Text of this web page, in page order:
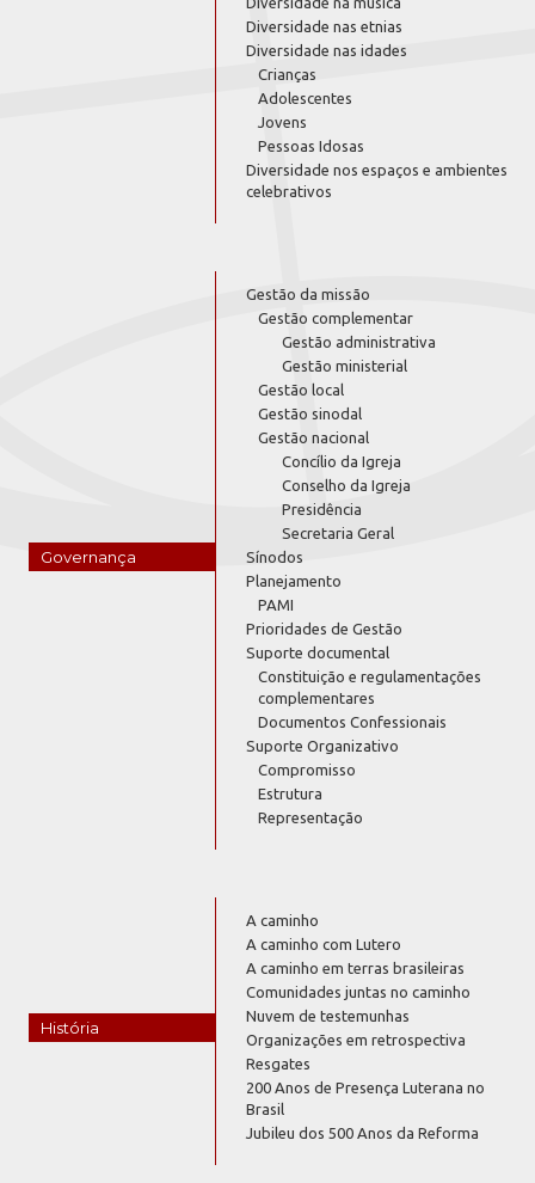
Diversidade nas etnias
Diversidade nas idades
Crianças
Adolescentes
Jovens
Pessoas Idosas
Diversidade nos espaços e ambientes
celebrativos
Governança
Gestão da missão
Gestão complementar
Gestão administrativa
Gestão ministerial
Gestão local
Gestão sinodal
Gestão nacional
Concílio da Igreja
Conselho da Igreja
Presidência
Secretaria Geral
Sínodos
Planejamento
PAMI
Prioridades de Gestão
Suporte documental
Constituição e regulamentações
complementares
Documentos Confessionais
Suporte Organizativo
Compromisso
Estrutura
Representação
História
A caminho
A caminho com Lutero
A caminho em terras brasileiras
Comunidades juntas no caminho
Nuvem de testemunhas
Organizações em retrospectiva
Resgates
200 Anos de Presença Luterana no
Brasil
Jubileu dos 500 Anos da Reforma